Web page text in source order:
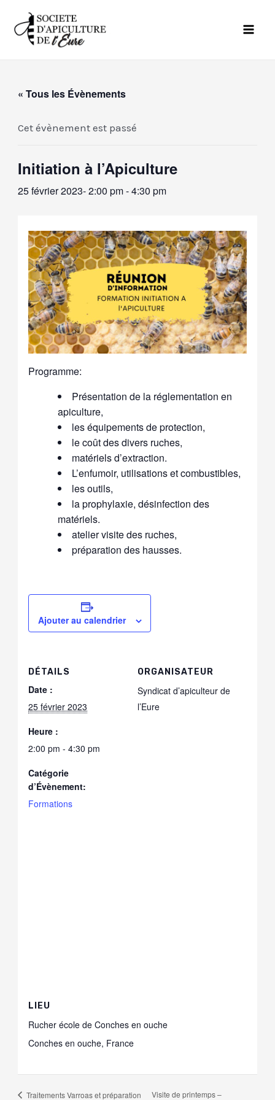
contenu
« Tous les Évènements
Cet évènement est passé
Initiation à l’Apiculture
25 février 2023- 2:00 pm-4:30 pm
Programme:
Présentation de la réglementation en
apiculture,
les équipements de protection,
le coût des divers ruches,
matériels d’extraction.
L’enfumoir, utilisations et combustibles,
les outils,
la prophylaxie, désinfection des
matériels.
atelier visite des ruches,
préparation des hausses.
Ajouter au calendrier
DÉTAILS
Date :
25 février 2023
Heure :
2:00 pm - 4:30 pm
Catégorie
d’Évènement:
Formations
ORGANISATEUR
Syndicat d’apiculteur de
l’Eure
LIEU
Rucher école de Conches en ouche
Conches en ouche, France
Traitements Varroas et préparation Visite de printemps –